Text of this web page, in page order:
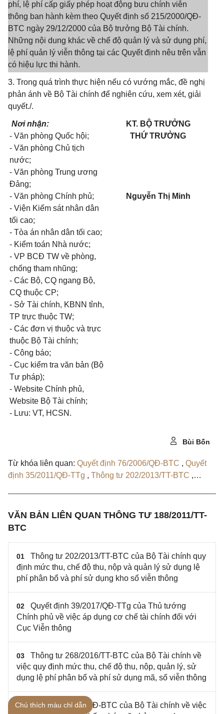
phí, lệ phí cấp giấy phép hoạt động bưu chính viễn
thông ban hành kèm theo Quyết định số 215/2000/QĐ-
BTC ngày 29/12/2000 của Bộ trưởng Bộ Tài chính.
Những nội dung khác về chế độ quản lý và sử dụng phí,
lệ phí quản lý viễn thông tại các Quyết định nêu trên vẫn
có hiệu lực thi hành.
3. Trong quá trình thực hiện nếu có vướng mắc, đề nghị
phản ánh về Bộ Tài chính để nghiên cứu, xem xét, giải
quyết./.
Nơi nhận:
- Văn phòng Quốc hội;
- Văn phòng Chủ tịch
nước;
- Văn phòng Trung ương
Đảng;
- Văn phòng Chính phủ;
- Viện Kiểm sát nhân dân
tối cao;
- Tòa án nhân dân tối cao;
- Kiểm toán Nhà nước;
- VP BCĐ TW về phòng,
chống tham nhũng;
- Các Bộ, CQ ngang Bộ,
CQ thuộc CP;
- Sở Tài chính, KBNN tỉnh,
TP trực thuộc TW;
- Các đơn vị thuộc và trực
thuộc Bộ Tài chính;
- Công báo;
- Cục kiểm tra văn bản (Bộ
Tư pháp);
- Website Chính phủ,
Website Bộ Tài chính;
- Lưu: VT, HCSN.
KT. BỘ TRƯỞNG
THỨ TRƯỞNG
Nguyễn Thị Minh
Bùi Bốn
Từ khóa liên quan: Quyết định 76/2006/QĐ-BTC , Quyết
định 35/2011/QĐ-TTg , Thông tư 202/2013/TT-BTC ,
VĂN BẢN LIÊN QUAN THÔNG TƯ 188/2011/TT-
BTC
01
Thông tư 202/2013/TT-BTC của Bộ Tài chính quy
định mức thu, chế độ thu, nộp và quản lý sử dụng lệ
phí phân bổ và phí sử dụng kho số viễn thông
02
Quyết định 39/2017/QĐ-TTg của Thủ tướng
Chính phủ về việc áp dụng cơ chế tài chính đối với
Cục Viễn thông
03
Thông tư 268/2016/TT-BTC của Bộ Tài chính về
việc quy định mức thu, chế độ thu, nộp, quản lý, sử
dụng lệ phí phân bổ và phí sử dụng mã, số viễn thông
04
Quyết định 190/QĐ-BTC của Bộ Tài chính về việc
Chú thích màu chỉ dẫn